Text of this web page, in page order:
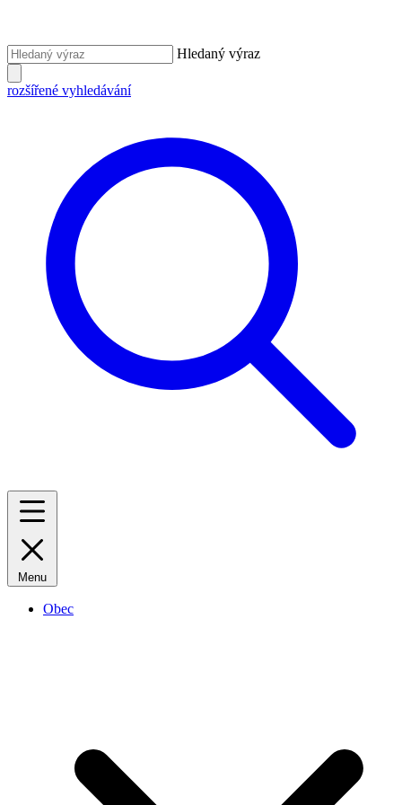
Hledaný výraz
rozšířené vyhledávání
Menu
Obec